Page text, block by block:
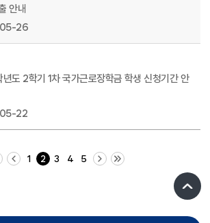
안내
26
도 2학기 1차 국가근로장학금 학생 신청기간 안
22
이전 10 페이지
1 2 3 4 5
다음 10 페이지 끝 페이지